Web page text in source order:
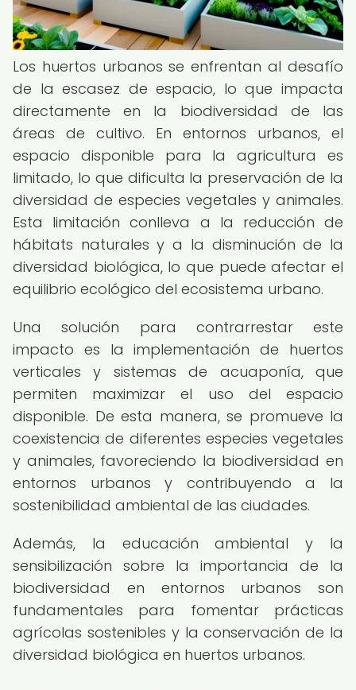
Los huertos urbanos se enfrentan al desafío
de la escasez de espacio, lo que impacta
directamente en la biodiversidad de las
áreas de cultivo. En entornos urbanos, el
espacio disponible para la agricultura es
limitado, lo que dificulta la preservación de la
diversidad de especies vegetales y animales.
Esta limitación conlleva a la reducción de
hábitats naturales y a la disminución de la
diversidad biológica, lo que puede afectar el
equilibrio ecológico del ecosistema urbano.
Una solución para contrarrestar este
impacto es la implementación de huertos
verticales y sistemas de acuaponía, que
permiten maximizar el uso del espacio
disponible. De esta manera, se promueve la
coexistencia de diferentes especies vegetales
y animales, favoreciendo la biodiversidad en
entornos urbanos y contribuyendo a la
sostenibilidad ambiental de las ciudades.
Además, la educación ambiental y la
sensibilización sobre la importancia de la
biodiversidad en entornos urbanos son
fundamentales para fomentar prácticas
agrícolas sostenibles y la conservación de la
diversidad biológica en huertos urbanos.